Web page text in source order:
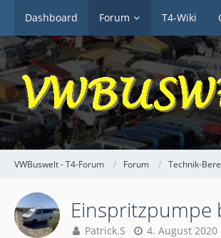
Dashboard Forum T4-Wiki
VWBuswelt - T4-Forum Forum Technik-
Einspritzpumpe
Patrick.S 4. August 2020